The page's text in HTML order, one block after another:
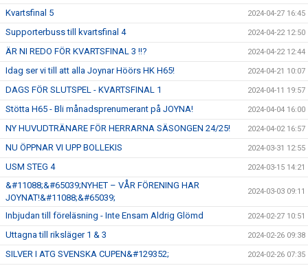
Kvartsfinal 5 2024-04-27 16:45
Supporterbuss till kvartsfinal 4 2024-04-22 12:50
ÄR NI REDO FÖR KVARTSFINAL 3 !!? 2024-04-22 12:44
Idag ser vi till att alla Joynar Höörs HK H65! 2024-04-21 10:07
DAGS FÖR SLUTSPEL - KVARTSFINAL 1 2024-04-11 19:57
Stötta H65 - Bli månadsprenumerant på JOYNA! 2024-04-04 16:00
NY HUVUDTRÄNARE FÖR HERRARNA SÄSONGEN 24/25! 2024-04-02 16:57
NU ÖPPNAR VI UPP BOLLEKIS 2024-03-31 12:55
USM STEG 4 2024-03-15 14:21
&#11088;&#65039;NYHET – VÅR FÖRENING HAR
JOYNAT!&#11088;&#65039;
2024-03-03 09:11
Inbjudan till föreläsning - Inte Ensam Aldrig Glömd 2024-02-27 10:51
Uttagna till riksläger 1 & 3 2024-02-26 09:38
SILVER I ATG SVENSKA CUPEN&#129352; 2024-02-26 07:35